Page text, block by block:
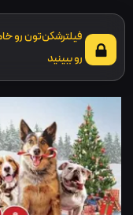
فیلترشکن‌تون رو
رو ببینید